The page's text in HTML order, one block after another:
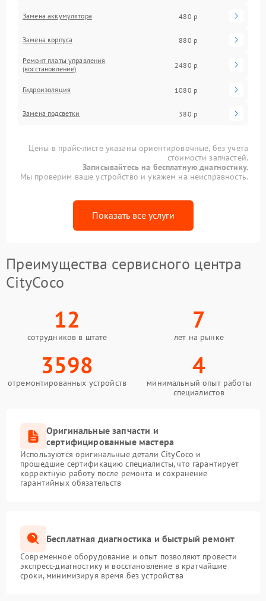
Замена аккумулятора 480 р
Замена корпуса 880 р
Ремонт платы управления
(восстановление)
2480 р
Гидроизоляция 1080 р
Замена подсветки 380 р
Цены в прайс-листе указаны ориентировочные, без учета
стоимости запчастей.
Записывайтесь на бесплатную диагностику.
Мы проверим ваше устройство и укажем на неисправность.
Показать все услуги
Преимущества сервисного центра
CityCoco
12
сотрудников в штате
7
лет на рынке
3598
отремонтированных устройств
4
минимальный опыт работы
специалистов
Оригинальные запчасти и
сертифицированные мастера
Используются оригинальные детали CityCoco и
прошедшие сертификацию специалисты, что гарантирует
корректную работу после ремонта и сохранение
гарантийных обязательств
Бесплатная диагностика и быстрый ремонт
Современное оборудование и опыт позволяют провести
экспресс-диагностику и восстановление в кратчайшие
сроки, минимизируя время без устройства